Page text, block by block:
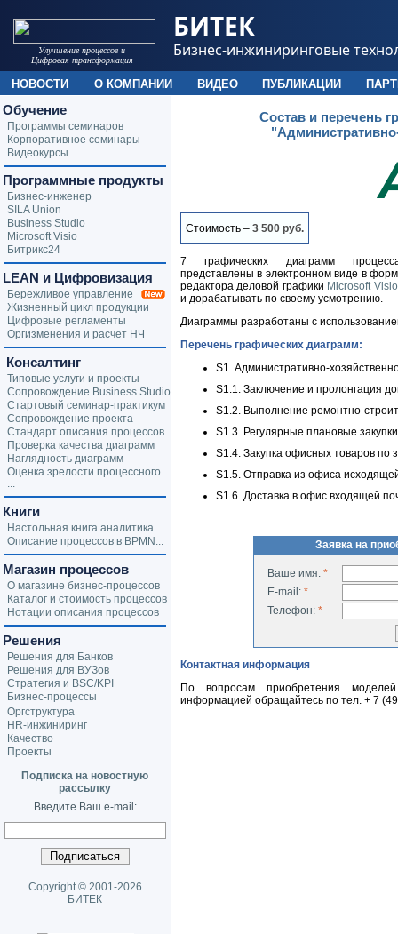
Состав и перечень
Стоимость – 3 500 руб.
7 графических диаграмм процесса
представлены в электронном виде в
редактора деловой графики Microsoft Visio
и дорабатывать по своему усмотрению.
Диаграммы разработаны с
Перечень графических диаграмм:
S1. Административно-
S1.1. Заключение и пролонгация
S1.2. Выполнение ремонтно-
S1.3. Регулярные плановые
S1.4. Закупка офисных товаров по
S1.5. Отправка из офиса
S1.6. Доставка в офис входящей
Заявка на
Ваше имя: *
E-mail: *
Телефон: *
Контактная информация
По вопросам приобретения
информацией обращайтесь по тел. + 7
Обучение
Программы семинаров
Корпоративное семинары
Видеокурсы
Программные продукты
Бизнес-инженер
SILA Union
Business Studio
Microsoft Visio
Битрикс24
LEAN и Цифровизация
Бережливое управление
Жизненный цикл продукции
Цифровые регламенты
Оргизменения и расчет НЧ
Консалтинг
Типовые услуги и проекты
Сопровождение Business Studio
Стартовый семинар-практикум
Сопровождение проекта
Стандарт описания процессов
Проверка качества диаграмм
Наглядность диаграмм
Оценка зрелости процессного
...
Книги
Настольная книга аналитика
Описание процессов в BPMN...
Магазин процессов
О магазине бизнес-процессов
Каталог и стоимость процессов
Нотации описания процессов
Решения
Решения для Банков
Решения для ВУЗов
Стратегия и BSC/KPI
Бизнес-процессы
Оргструктура
HR-инжиниринг
Качество
Проекты
Подписка на новостную
рассылку
Введите Ваш e-mail:
Copyright © 2001-2026
БИТЕК
Улучшение процессов и
Цифровая трансформация
БИТЕК
Бизнес-инжиниринговые
НОВОСТИ О КОМПАНИИ ВИДЕО ПУБЛИКАЦИИ